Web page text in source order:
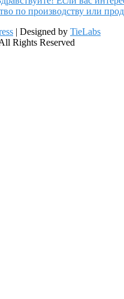
по производству или
| Designed by TieLabs
Rights Reserved